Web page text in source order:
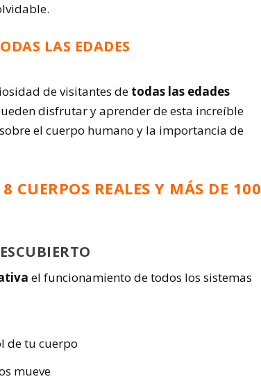
LAS EDADES
de visitantes de todas las edades
disfrutar y aprender de esta increíble
el cuerpo humano y la importancia de
CUERPOS REALES Y MÁS DE 100
el funcionamiento de todos los sistemas
de tu cuerpo
mueve